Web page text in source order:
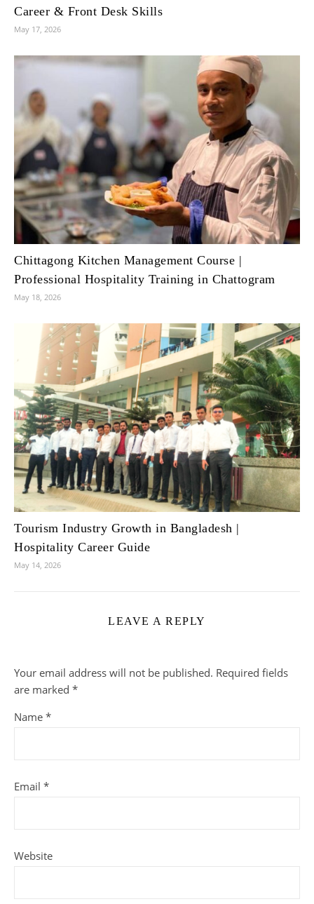
Career & Front Desk Skills
May 17, 2026
Chittagong Kitchen Management Course |
Professional Hospitality Training in Chattogram
May 18, 2026
Tourism Industry Growth in Bangladesh |
Hospitality Career Guide
May 14, 2026
LEAVE A REPLY
Your email address will not be published. Required fields
are marked *
Name *
Email *
Website